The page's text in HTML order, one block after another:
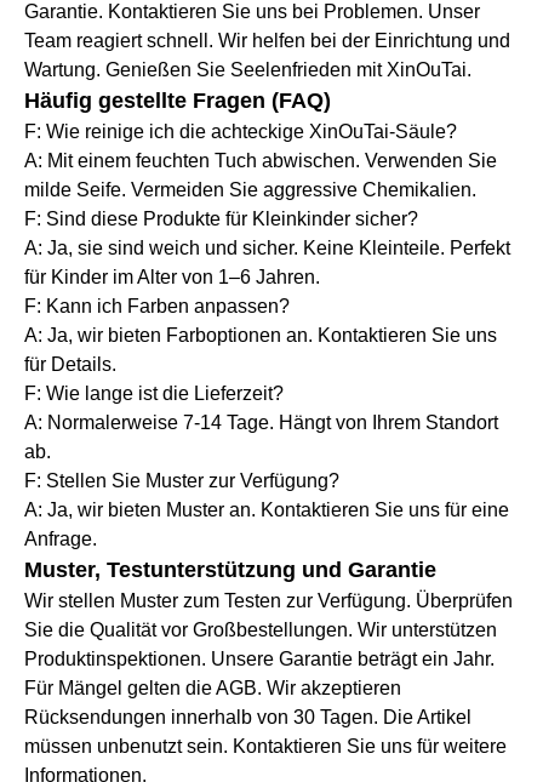
Garantie. Kontaktieren Sie uns bei Problemen. Unser
Team reagiert schnell. Wir helfen bei der Einrichtung und
Wartung. Genießen Sie Seelenfrieden mit XinOuTai.
Häufig gestellte Fragen (FAQ)
F: Wie reinige ich die achteckige XinOuTai-Säule?
A: Mit einem feuchten Tuch abwischen. Verwenden Sie
milde Seife. Vermeiden Sie aggressive Chemikalien.
F: Sind diese Produkte für Kleinkinder sicher?
A: Ja, sie sind weich und sicher. Keine Kleinteile. Perfekt
für Kinder im Alter von 1–6 Jahren.
F: Kann ich Farben anpassen?
A: Ja, wir bieten Farboptionen an. Kontaktieren Sie uns
für Details.
F: Wie lange ist die Lieferzeit?
A: Normalerweise 7-14 Tage. Hängt von Ihrem Standort
ab.
F: Stellen Sie Muster zur Verfügung?
A: Ja, wir bieten Muster an. Kontaktieren Sie uns für eine
Anfrage.
Muster, Testunterstützung und Garantie
Wir stellen Muster zum Testen zur Verfügung. Überprüfen
Sie die Qualität vor Großbestellungen. Wir unterstützen
Produktinspektionen. Unsere Garantie beträgt ein Jahr.
Für Mängel gelten die AGB. Wir akzeptieren
Rücksendungen innerhalb von 30 Tagen. Die Artikel
müssen unbenutzt sein. Kontaktieren Sie uns für weitere
Informationen.